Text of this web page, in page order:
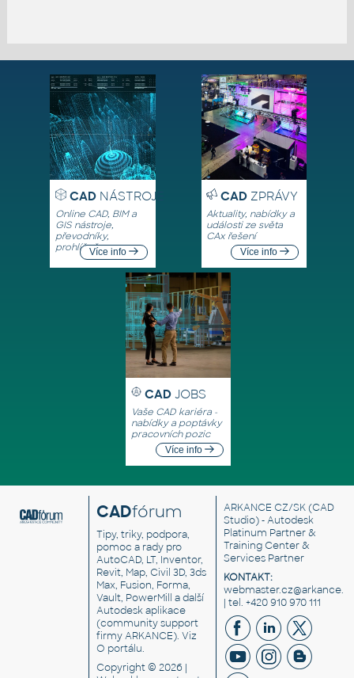
CADNÁSTROJE
Online CAD, BIM a
GIS nástroje,
převodníky,
prohlížečeVíce info
CADZPRÁVY
Aktuality, nabídky a
události ze světa
CAx řešení
Více info
CAD JOBS
Vaše CAD kariéra -
nabídky a poptávky
pracovních pozic
Více info
CADfórum
Tipy, triky, podpora,
pomoc a rady pro
AutoCAD, LT, Inventor,
Revit, Map, Civil 3D, 3ds
Max, Fusion, Forma,
Vault, PowerMill a další
Autodesk aplikace
(community support
firmy ARKANCE). Viz
O portálu.
Copyright © 2026 |
ARKANCE CZ/SK(CAD
Studio) - Autodesk
Platinum Partner &
Training Center &
Services Partner
KONTAKT:
| tel. +420 910 970 111